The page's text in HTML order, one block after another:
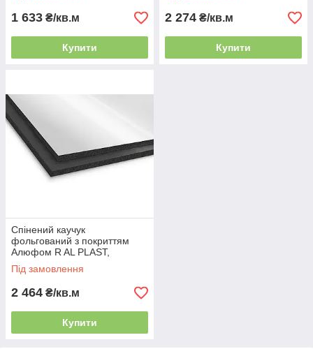
1 633 ₴/кв.м
Купити
2 274 ₴/кв.м
Купити
Спінений каучук
фольгований з покриттям
Алюфом R AL PLAST,
товщина 50 мм
Під замовлення
2 464 ₴/кв.м
Купити